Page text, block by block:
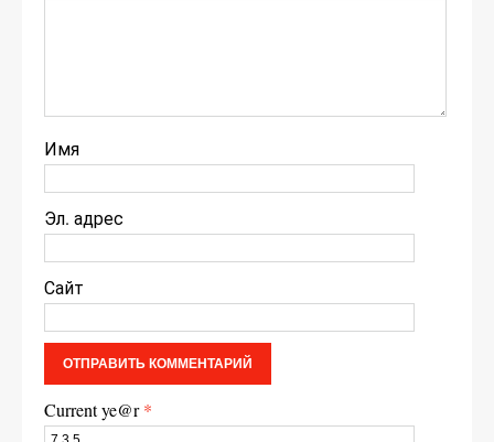
Имя
Эл. адрес
Сайт
Current ye@r*